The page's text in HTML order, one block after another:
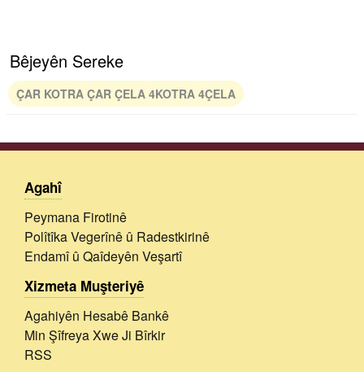
Bêjeyên Sereke
ÇAR KOTRA ÇAR ÇELA 4KOTRA 4ÇELA
Agahî
Peymana Firotinê
Polîtîka Vegerînê û Radestkirinê
Endamî û Qaîdeyên Veşartî
Xizmeta Muşteriyê
Agahiyên Hesabê Bankê
Min Şîfreya Xwe Ji Bîrkir
RSS